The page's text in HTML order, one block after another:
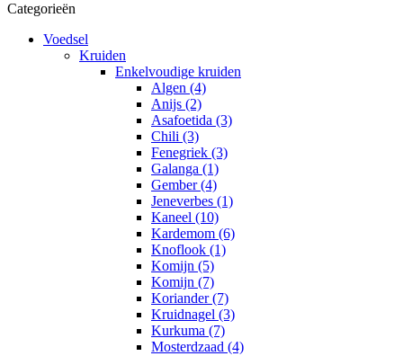
Categorieën
Voedsel
Kruiden
Enkelvoudige kruiden
Algen (4)
Anijs (2)
Asafoetida (3)
Chili (3)
Fenegriek (3)
Galanga (1)
Gember (4)
Jeneverbes (1)
Kaneel (10)
Kardemom (6)
Knoflook (1)
Komijn (5)
Komijn (7)
Koriander (7)
Kruidnagel (3)
Kurkuma (7)
Mosterdzaad (4)